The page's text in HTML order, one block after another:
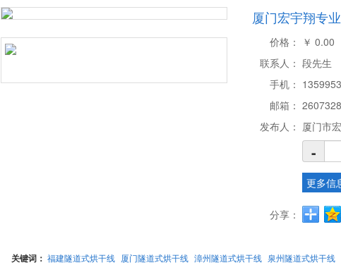
厦门宏宇翔专
价格：
￥0.00
联系人： 段先生
手机：
邮箱：
发布人： 厦门市
-
更多信
分享：
关键词： 福建隧道式烘干线 厦门隧道式烘干线 漳州隧道式烘干线 泉州隧道式烘干线